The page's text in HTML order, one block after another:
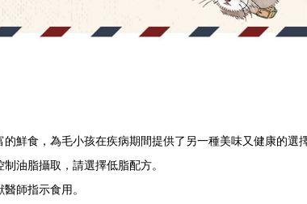
鮮食，為毛小孩在疾病期間提供了另一種美味又健康的選
油脂攝取，請選擇低脂配方。
師指示食用。